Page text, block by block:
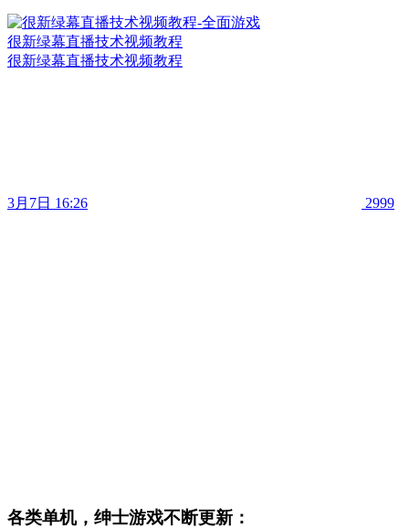
很新绿幕直播技术视频教程
很新绿幕直播技术视频教程
3月7日 16:26 2999
各类单机，绅士游戏不断更新：